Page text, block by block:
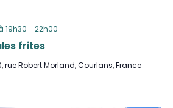
frites
19h30 - 22h00
rue Robert Morland, Courlans, France